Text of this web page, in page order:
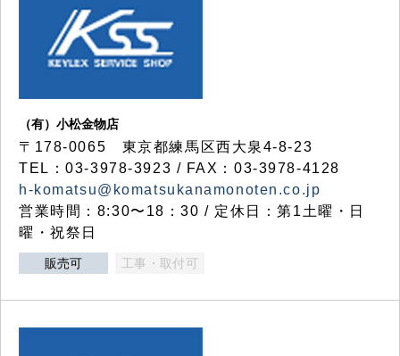
（有）小松金物店
〒178-0065 東京都練馬区西大泉4-8-23
TEL：03-3978-3923 / FAX：03-3978-4128
h-komatsu@komatsukanamonoten.co.jp
営業時間：8:30〜18：30 / 定休日：第1土曜・日
曜・祝祭日
販売可 工事・取付可